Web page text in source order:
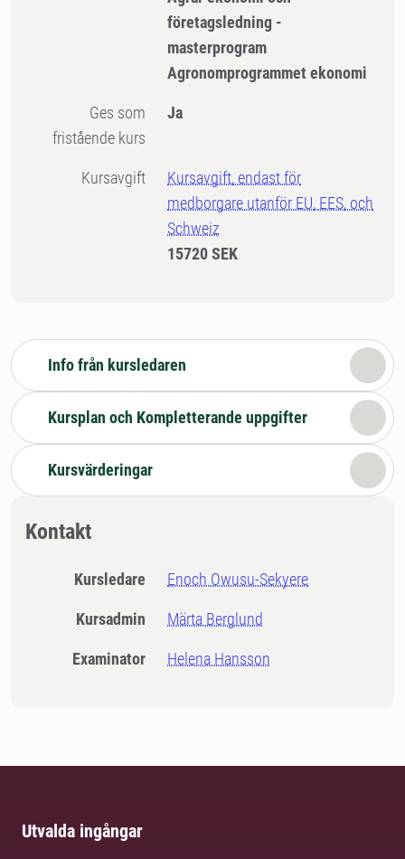
företagsledning -
masterprogram
Agronomprogrammet ekonomi
Ges som
fristående kurs
Ja
Kursavgift
Kursavgift, endast för
medborgare utanför EU, EES, och
Schweiz
15720 SEK
Info från kursledaren
Kursplan och Kompletterande uppgifter
Kursvärderingar
Kontakt
Kursledare Enoch Owusu-Sekyere
Kursadmin Märta Berglund
Examinator Helena Hansson
Utvalda ingångar